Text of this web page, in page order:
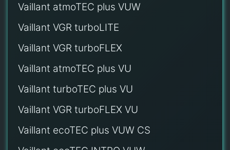
Vaillant atmoTEC plus VUW
Vaillant VGR turboLITE
Vaillant VGR turboFLEX
Vaillant atmoTEC plus VU
Vaillant turboTEC plus VU
Vaillant VGR turboFLEX VU
Vaillant ecoTEC plus VUW CS